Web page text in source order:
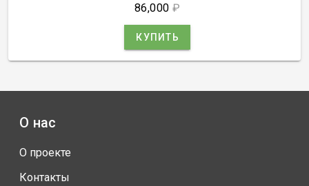
86,000 ₽
КУПИТЬ
О нас
О проекте
Контакты